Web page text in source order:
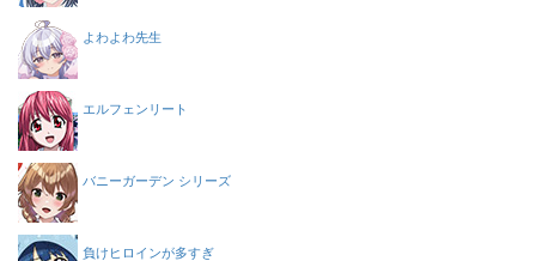
よわよわ先生
エルフェンリート
バニーガーデン シリーズ
負けヒロインが多すぎ